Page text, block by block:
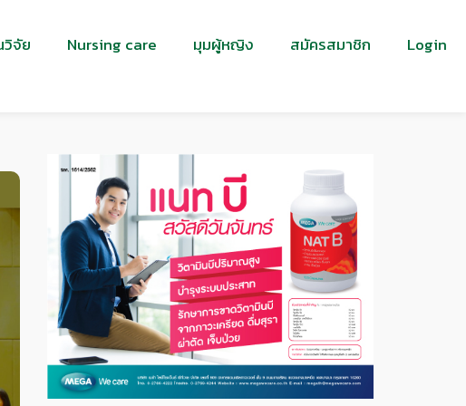
วิจัย Nursing care มุมผู้หญิง สมัครสมาชิก Login